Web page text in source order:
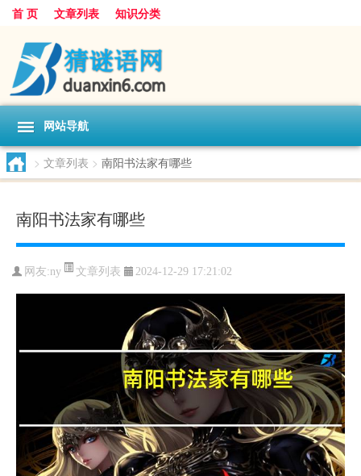
首 页 文章列表 知识分类
网站导航
> 文章列表 > 南阳书法家有哪些
南阳书法家有哪些
网友:ny 文章列表 2024-12-29 17:21:02